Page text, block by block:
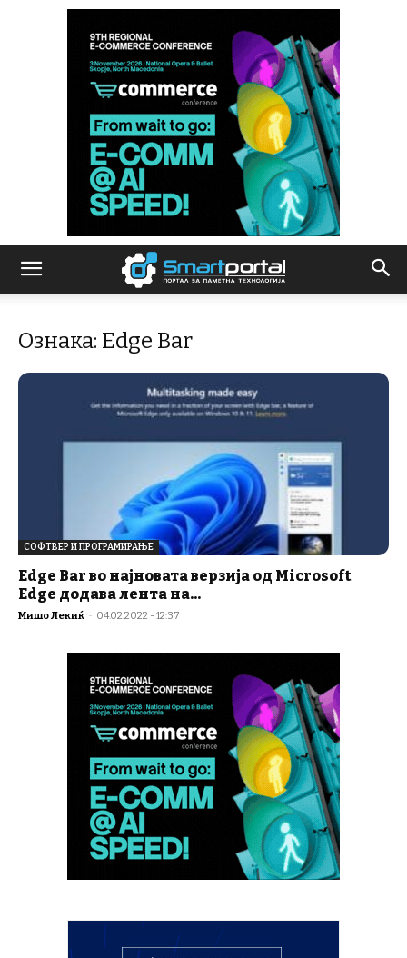
Ознака: Edge Bar
СОФТВЕР И ПРОГРАМИРАЊЕ
Edge Bar во најновата верзија од Microsoft
Edge додава лента на...
Мишо Лекиќ - 04.02.2022 - 12:37